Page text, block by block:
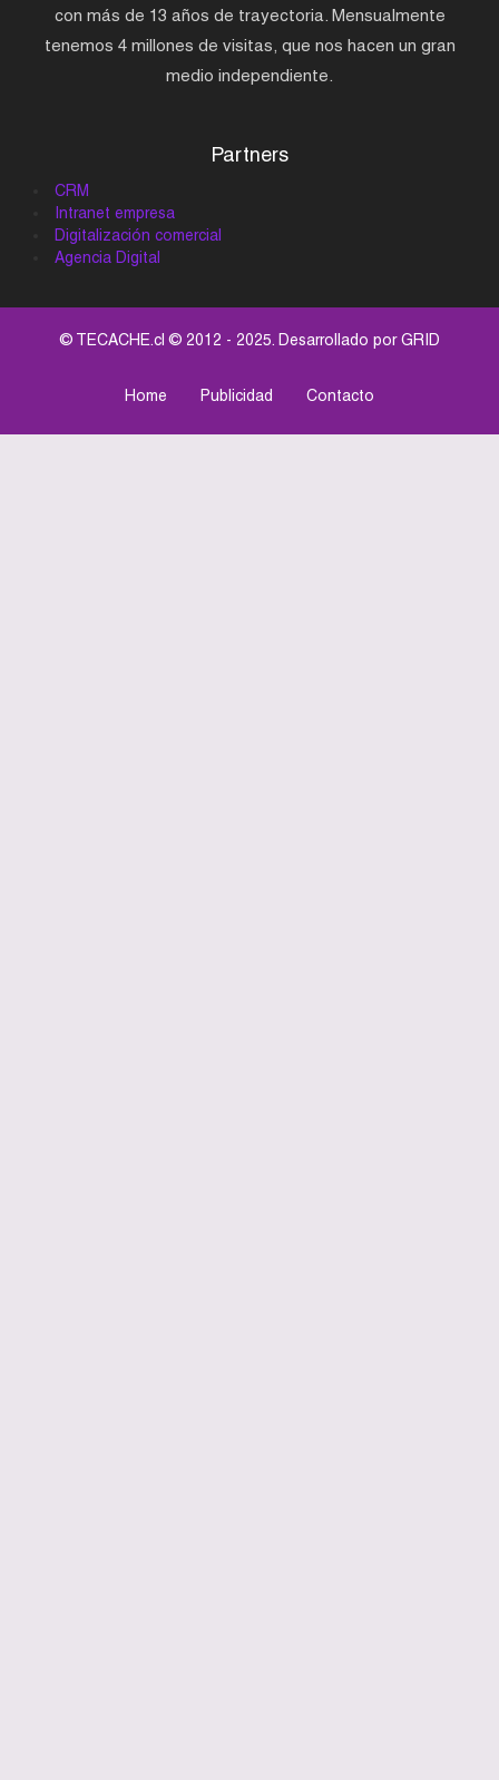
con más de 13 años de trayectoria. Mensualmente
tenemos 4 millones de visitas, que nos hacen un gran
medio independiente.
Partners
CRM
Intranet empresa
Digitalización comercial
Agencia Digital
© TECACHE.cl © 2012 - 2025. Desarrollado porGRID
Home Publicidad Contacto